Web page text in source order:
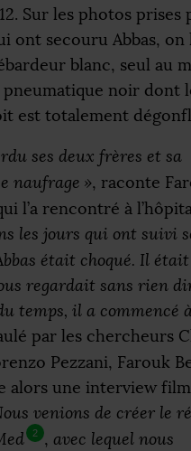
Sur les photos prises
ont secouru Abbas, on
blanc, seul au
pneumatique noir dont
est totalement
ses deux frères et sa
naufrage », raconte
l’a rencontré à
les jours qui ont suivi
était choqué. Il était
regardait sans rien
temps, il a commencé
par les chercheurs
Pezzani, Farouk
alors une interview
venions de créer le
2 , avec lequel nous